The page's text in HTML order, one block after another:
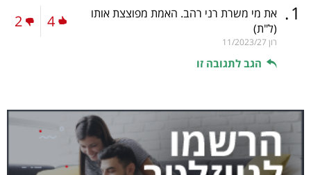
1
. את מי משרת רני רהב. האמת מפוצצת אותו
(ל"ת)
רון 11/2023/27
הגב לתגובה זו
4
2